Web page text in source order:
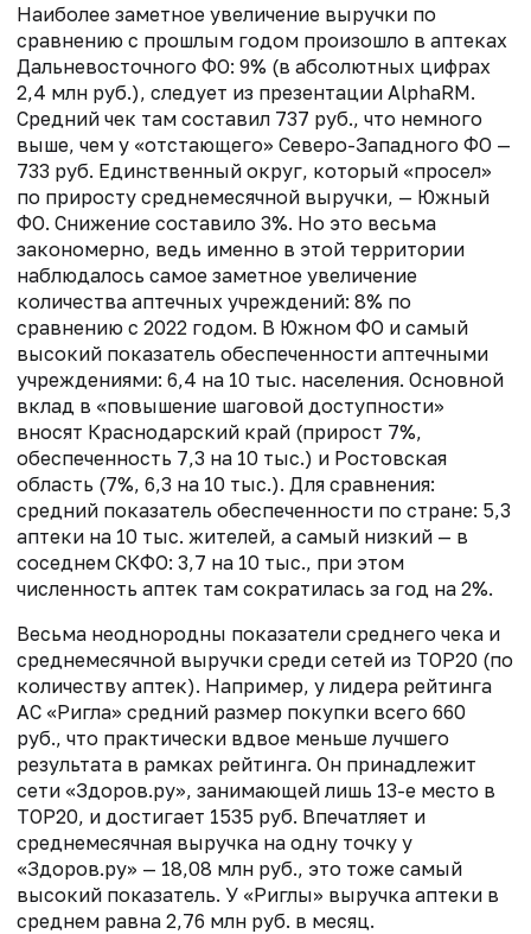
Наиболее заметное увеличение выручки по
сравнению с прошлым годом произошло в аптеках
Дальневосточного ФО: 9% (в абсолютных цифрах
2,4 млн руб.), следует из презентации AlphaRM.
Средний чек там составил 737 руб., что немного
выше, чем у «отстающего» Северо-Западного ФО —
733 руб. Единственный округ, который «просел»
по приросту среднемесячной выручки, — Южный
ФО. Снижение составило 3%. Но это весьма
закономерно, ведь именно в этой территории
наблюдалось самое заметное увеличение
количества аптечных учреждений: 8% по
сравнению с 2022 годом. В Южном ФО и самый
высокий показатель обеспеченности аптечными
учреждениями: 6,4 на 10 тыс. населения. Основной
вклад в «повышение шаговой доступности»
вносят Краснодарский край (прирост 7%,
обеспеченность 7,3 на 10 тыс.) и Ростовская
область (7%, 6,3 на 10 тыс.). Для сравнения:
средний показатель обеспеченности по стране: 5,3
аптеки на 10 тыс. жителей, а самый низкий — в
соседнем СКФО: 3,7 на 10 тыс., при этом
численность аптек там сократилась за год на 2%.
Весьма неоднородны показатели среднего чека и
среднемесячной выручки среди сетей из TOP20 (по
количеству аптек). Например, у лидера рейтинга
АС «Ригла» средний размер покупки всего 660
руб., что практически вдвое меньше лучшего
результата в рамках рейтинга. Он принадлежит
сети «Здоров.ру», занимающей лишь 13-е место в
TOP20, и достигает 1535 руб. Впечатляет и
среднемесячная выручка на одну точку у
«Здоров.ру» — 18,08 млн руб., это тоже самый
высокий показатель. У «Риглы» выручка аптеки в
среднем равна 2,76 млн руб. в месяц.